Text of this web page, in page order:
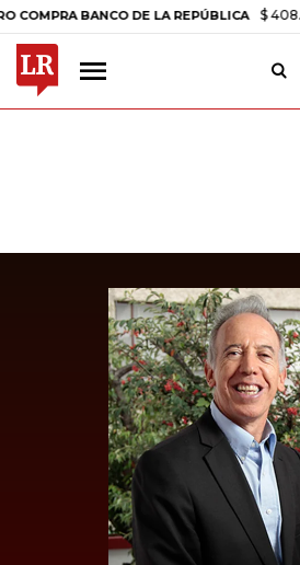
BANCO DE LA REPÚBLICA $ 408.498,97